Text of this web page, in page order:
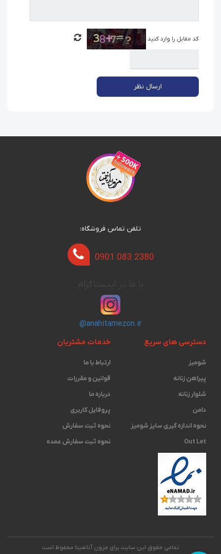
کد مقابل را وارد کنید
ارسال نظر
تلفن تماس فروشگاه:
0901 083 2380
@anahitamezon.ir
دسترسی های سریع
شومیز
پیراهن زنانه
شلوار زنانه
دامن
نحوه اندازه گیری ‫سایز شومیز
Out Let
خدمات مشتریان
ارتباط با ما
قوانین و مقررات
درباره ما
پروفایل کاربری
نحوه ثبت سفارش
نحوه ثبت سفارش عمده
تمامی حقوق این سایت برای مزون آناهیتا محفوظ است